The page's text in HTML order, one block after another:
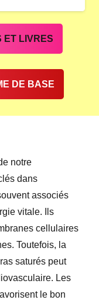
ET LIVRES
DE BASE
notre
dans
associés
vitale. Ils
cellulaires
Toutefois, la
saturés peut
Les
le bon